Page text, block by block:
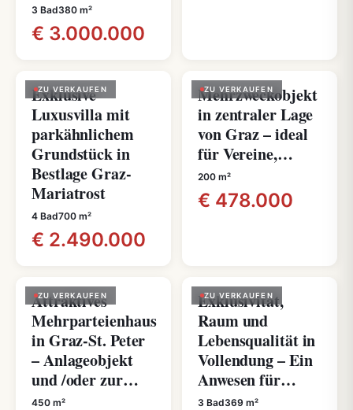
3 Bad380 m²
€ 3.000.000
ZU VERKAUFEN
Exklusive
Luxusvilla mit
parkähnlichem
Grundstück in
Bestlage Graz-
Mariatrost
4 Bad700 m²
€ 2.490.000
ZU VERKAUFEN
Mehrzweckobjekt
in zentraler Lage
von Graz – ideal
für Vereine,…
200 m²
€ 478.000
ZU VERKAUFEN
Attraktives
Mehrparteienhaus
in Graz-St. Peter
– Anlageobjekt
und /oder zur…
450 m²
ZU VERKAUFEN
Exklusivität,
Raum und
Lebensqualität in
Vollendung – Ein
Anwesen für…
3 Bad369 m²